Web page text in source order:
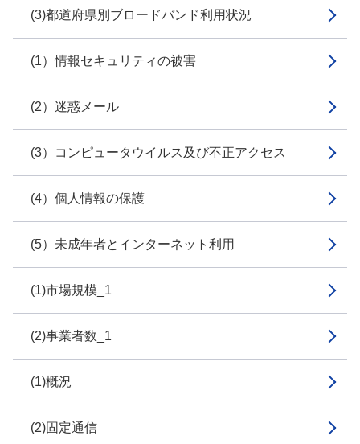
(3)都道府県別ブロードバンド利用状況
(1）情報セキュリティの被害
(2）迷惑メール
(3）コンピュータウイルス及び不正アクセス
(4）個人情報の保護
(5）未成年者とインターネット利用
(1)市場規模_1
(2)事業者数_1
(1)概況
(2)固定通信